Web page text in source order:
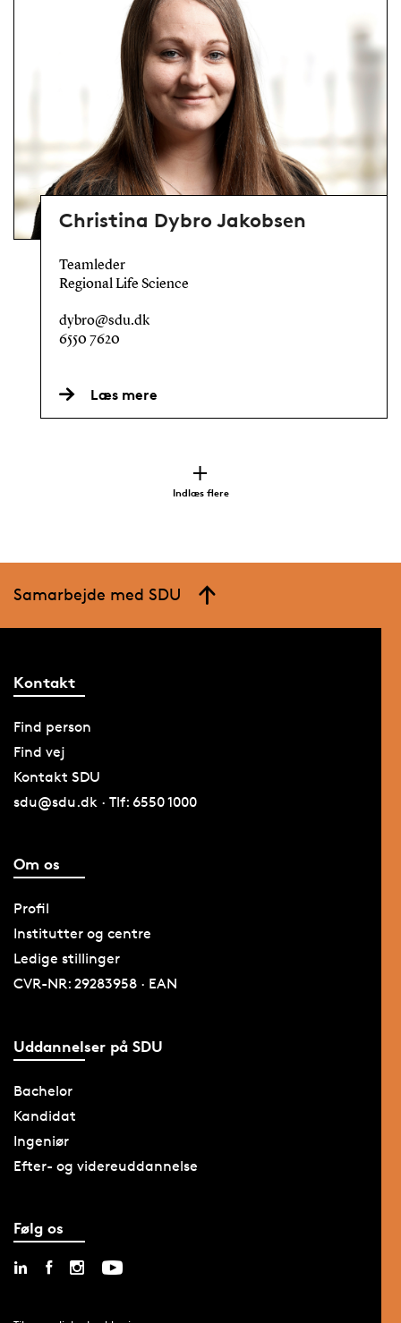
Christina Dybro Jakobsen
Teamleder
Regional Life Science
dybro@sdu.dk
6550 7620
Læs mere
Indlæs flere
Samarbejde med SDU
Kontakt
Find person
Find vej
Kontakt SDU
sdu@sdu.dk · Tlf: 6550 1000
Om os
Profil
Institutter og centre
Ledige stillinger
CVR-NR: 29283958 · EAN
Uddannelser på SDU
Bachelor
Kandidat
Ingeniør
Efter- og videreuddannelse
Følg os